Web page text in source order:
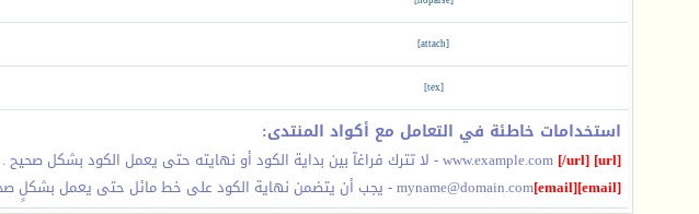
[attach]
[tex]
استخدامات خاطئة في التعامل مع أكواد المنتدى:
[url]
[/url]
- لا تترك فراغآ بين بداية الكود أو نهايته حتى يعمل الكود بشكل صحيح .
[email]
myname@domain.com[email] - يجب أن يتضمن نهاية الكود على خط مائل حتى يعمل بشكلٍ